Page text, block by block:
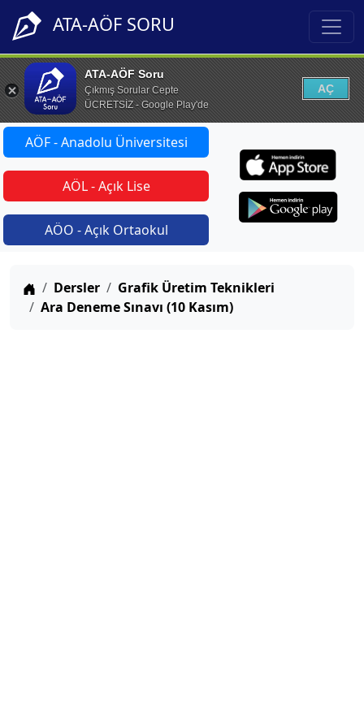
ATA-AÖF SORU
ATA-AÖF Soru
Çıkmış Sorular Cepte
ÜCRETSİZ - Google Play'de
AÇ
AÖF - Anadolu Üniversitesi
AÖL - Açık Lise
AÖO - Açık Ortaokul
Anasayfa
Dersler
Grafik Üretim Teknikleri
Ara Deneme Sınavı (10 Kasım)